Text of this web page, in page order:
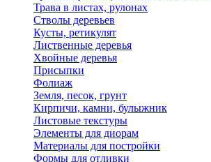
Трава в листах, рулонах
Стволы деревьев
Кусты, ретикулят
Лиственные деревья
Хвойные деревья
Присыпки
Фолиаж
Земля, песок, грунт
Кирпичи, камни, булыжник
Листовые текстуры
Элементы для диорам
Материалы для постройки
Формы для отливки